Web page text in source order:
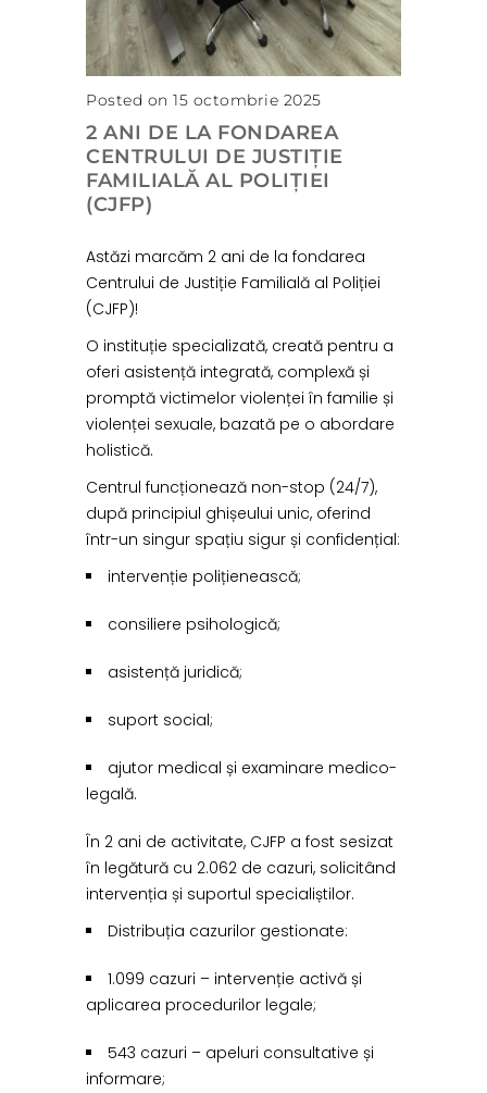
Posted on 15 octombrie 2025
2 ANI DE LA FONDAREA
CENTRULUI DE JUSTIȚIE
FAMILIALĂ AL POLIȚIEI
(CJFP)
Astăzi marcăm 2 ani de la fondarea
Centrului de Justiție Familială al Poliției
(CJFP)!
O instituție specializată, creată pentru a
oferi asistență integrată, complexă și
promptă victimelor violenței în familie și
violenței sexuale, bazată pe o abordare
holistică.
Centrul funcționează non-stop (24/7),
după principiul ghișeului unic, oferind
într-un singur spațiu sigur și confidențial:
intervenție polițienească;
consiliere psihologică;
asistență juridică;
suport social;
ajutor medical și examinare medico-
legală.
În 2 ani de activitate, CJFP a fost sesizat
în legătură cu 2.062 de cazuri, solicitând
intervenția și suportul specialiștilor.
Distribuția cazurilor gestionate:
1.099 cazuri – intervenție activă și
aplicarea procedurilor legale;
543 cazuri – apeluri consultative și
informare;